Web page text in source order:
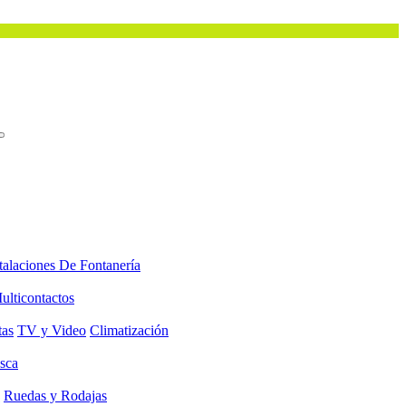
De Fontanería
TV y Video Climatización
Ruedas y Rodajas